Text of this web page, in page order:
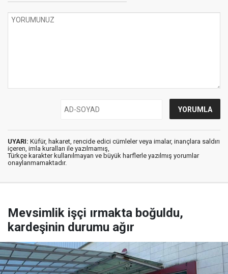
UYARI: Küfür, hakaret, rencide edici cümleler veya imalar, inançlara saldırı
içeren, imla kuralları ile yazılmamış,
Türkçe karakter kullanılmayan ve büyük harflerle yazılmış yorumlar
onaylanmamaktadır.
Mevsimlik işçi ırmakta boğuldu,
kardeşinin durumu ağır